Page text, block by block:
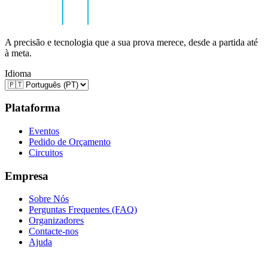
A precisão e tecnologia que a sua prova merece, desde a partida até
à meta.
Idioma
Plataforma
Eventos
Pedido de Orçamento
Circuitos
Empresa
Sobre Nós
Perguntas Frequentes (FAQ)
Organizadores
Contacte-nos
Ajuda